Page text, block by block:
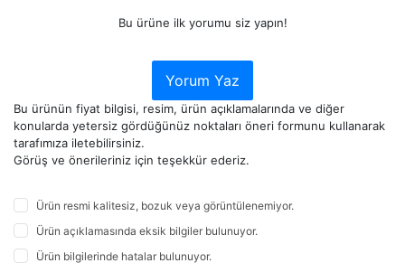
Bu ürüne ilk yorumu siz yapın!
Yorum Yaz
Bu ürünün fiyat bilgisi, resim, ürün açıklamalarında ve diğer
konularda yetersiz gördüğünüz noktaları öneri formunu kullanarak
tarafımıza iletebilirsiniz.
Görüş ve önerileriniz için teşekkür ederiz.
Ürün resmi kalitesiz, bozuk veya görüntülenemiyor.
Ürün açıklamasında eksik bilgiler bulunuyor.
Ürün bilgilerinde hatalar bulunuyor.